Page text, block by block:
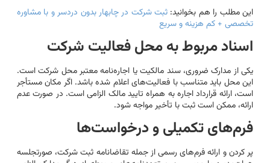
این مطلب را هم بخوانید: ثبت شرکت در چابهار بدون دردسر و با مشاوره
تخصصی + کم هزینه و سریع
اسناد مربوط به محل فعالیت شرکت
یکی از مدارک ضروری، سند مالکیت یا اجاره‌نامه معتبر محل شرکت است.
این محل باید متناسب با فعالیت‌های اعلام شده باشد. اگر مکان مستأجر
است، ارائه قرارداد اجاره به همراه تایید مالک الزامی است. در صورت عدم
ارائه، ممکن است ثبت با تأخیر مواجه شود.
فرم‌های تکمیلی و درخواست‌ها
پر کردن و ارائه فرم‌های رسمی از جمله تقاضانامه ثبت شرکت، صورتجلسه